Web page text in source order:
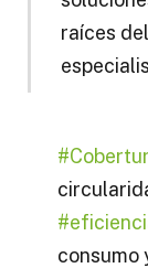
raíces
consumo